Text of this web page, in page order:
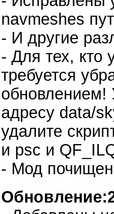
navmeshes
- И другие
- Для тех, кто
требуется
обновлением!
адресу data/
удалите
и psc и
- Мод